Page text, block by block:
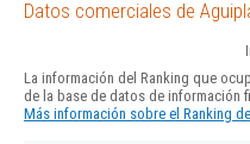
Datos comerciales de
La información del Ranking que
de la base de datos de información
Más información sobre el Ranking